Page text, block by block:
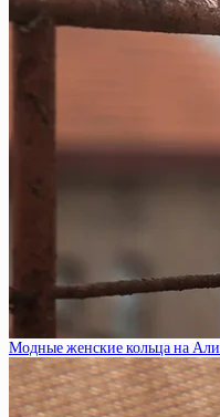
Модные женские кольца на